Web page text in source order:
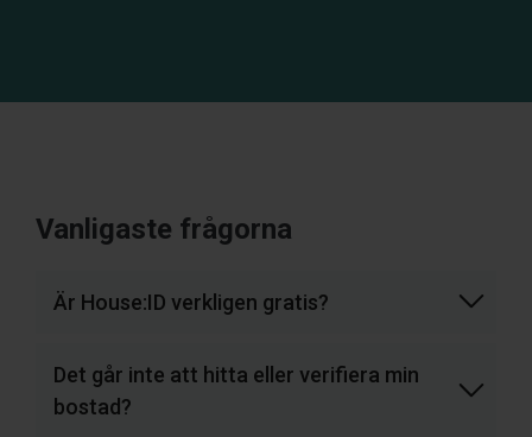
Vanligaste frågorna
Är House:ID verkligen gratis?
Det går inte att hitta eller verifiera min
bostad?